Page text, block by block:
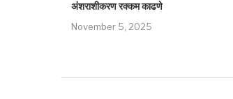
अंशराशीकरण रक्कम काढणे
November 5, 2025